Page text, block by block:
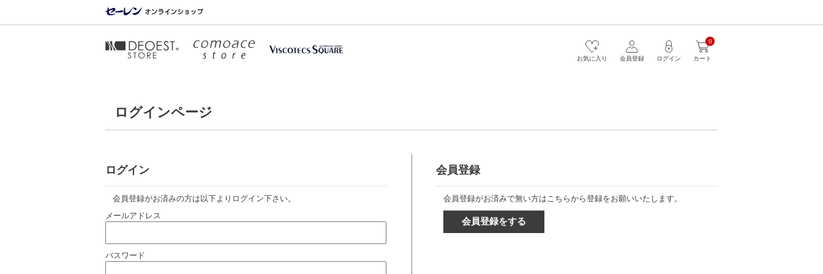
カート
0
ログイン
会員登録
お気に入り
ログインページ
ログイン
会員登録がお済みの方は以下よりログイン下さい。
メールアドレス
パスワード
会員登録
会員登録がお済みで無い方はこちらから登録をお願いいたします。
会員登録をする